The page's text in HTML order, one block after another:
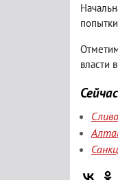
попытки
власти